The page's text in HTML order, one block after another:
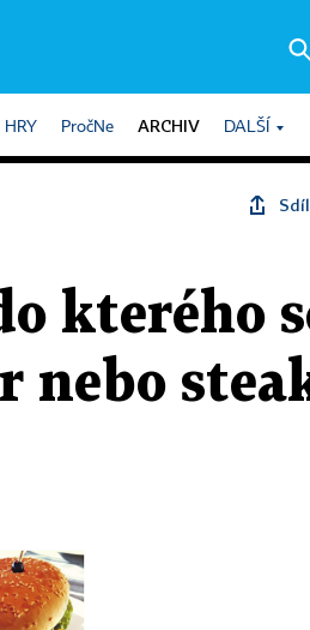
HRY PročNe ARCHIV DALŠÍ
kterého
nebo